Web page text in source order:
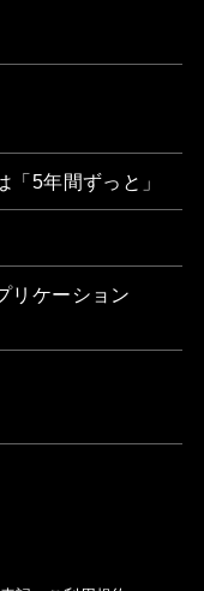
5年間ずっと」
リケーション